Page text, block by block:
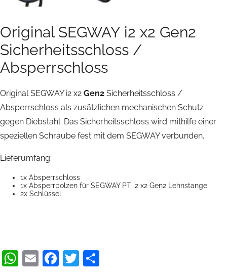
Original SEGWAY i2 x2 Gen2
Sicherheitsschloss /
Absperrschloss
Original SEGWAY i2 x2 Gen2 Sicherheitsschloss /
Absperrschloss als zusätzlichen mechanischen Schutz
gegen Diebstahl. Das Sicherheitsschloss wird mithilfe einer
speziellen Schraube fest mit dem SEGWAY verbunden.
Lieferumfang:
1x Absperrschloss
1x Absperrbolzen für SEGWAY PT i2 x2 Gen2 Lehnstange
2x Schlüssel
WhatsApp
EmailFacebook
Twitter